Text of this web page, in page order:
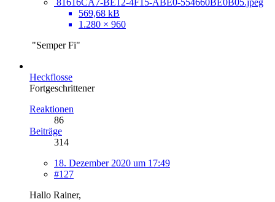
81616CA7-BE12-4F15-ABE0-554660BE0B05.jpeg
569,68 kB
1.280 × 960
"Semper Fi"
Heckflosse
Fortgeschrittener
Reaktionen
86
Beiträge
314
18. Dezember 2020 um 17:49
#127
Hallo Rainer,